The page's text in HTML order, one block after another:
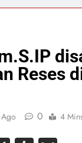
Reses
0 4